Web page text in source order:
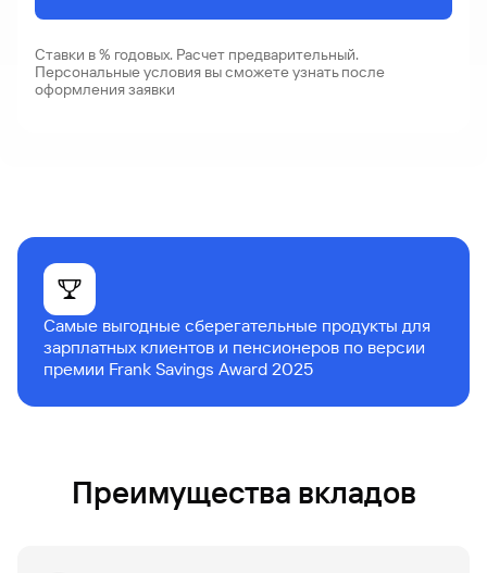
Ставки в % годовых. Расчет предварительный.
Персональные условия вы сможете узнать после
оформления заявки
Самые выгодные сберегательные продукты для
зарплатных клиентов и пенсионеров по версии
премии Frank Savings Award 2025
Преимущества вкладов